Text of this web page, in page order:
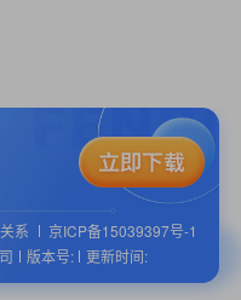
系
京ICP备15039397号-1
版本号: 更新时间: